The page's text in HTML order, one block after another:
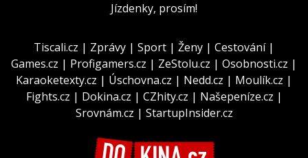
Jízdenky, prosím!
Tiscali.cz | Zprávy | Sport | Ženy | Cestování|
Games.cz | Profigamers.cz | ZeStolu.cz | Osobnosti.cz |
Karaoketexty.cz | Úschovna.cz | Nedd.cz | Moulík.cz |
Fights.cz | Dokina.cz | CZhity.cz | Našepeníze.cz |
Srovnám.cz | StartupInsider.cz